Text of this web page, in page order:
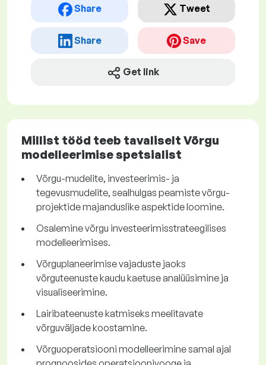
Share Tweet
Share Save
Get link
Millist tööd teeb tavaliselt Võrgu
modelleerimise spetsialist
Võrgu-mudelite, investeerimis- ja
tegevusmudelite, sealhulgas peamiste võrgu-
projektide majanduslike aspektide loomine.
Osalemine võrgu investeerimisstrateegilises
modelleerimises.
Võrguplaneerimise vajaduste jaoks
võrguteenuste kaudu kaetuse analüüsimine ja
visualiseerimine.
Lairibateenuste katmiseks meelitavate
võrguväljade koostamine.
Võrguoperatsiooni modelleerimine samal ajal